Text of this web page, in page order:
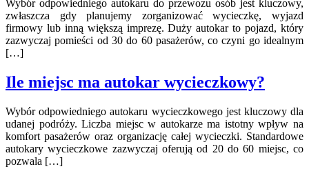
Wybór odpowiedniego autokaru do przewozu osób jest kluczowy,
zwłaszcza gdy planujemy zorganizować wycieczkę, wyjazd
firmowy lub inną większą imprezę. Duży autokar to pojazd, który
zazwyczaj pomieści od 30 do 60 pasażerów, co czyni go idealnym
[…]
Ile miejsc ma autokar wycieczkowy?
Wybór odpowiedniego autokaru wycieczkowego jest kluczowy dla
udanej podróży. Liczba miejsc w autokarze ma istotny wpływ na
komfort pasażerów oraz organizację całej wycieczki. Standardowe
autokary wycieczkowe zazwyczaj oferują od 20 do 60 miejsc, co
pozwala […]